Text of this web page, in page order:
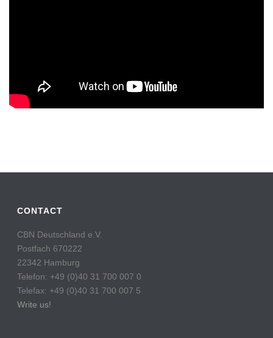
CONTACT
CBN Deutschland e.V.
Postfach 670222
22342 Hamburg
Telefon: +49 (0)40 31 700 007 0
Telefax: +49 (0)40 31 700 007 5
Write us!